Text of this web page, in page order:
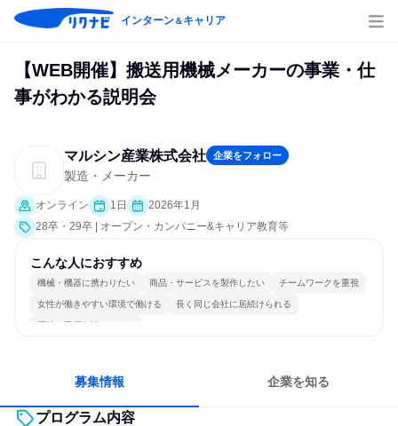
インターン＆キャリア
【WEB開催】搬送用機械メーカーの事業・仕
事がわかる説明会
マルシン産業株式会社 企業をフォロー
製造・メーカー
オンライン 1日
2026年1月
28卒・29卒 | オープン・カンパニー&キャリア教育等
こんな人におすすめ
機械・機器に携わりたい 商品・サービスを製作したい チームワークを重視
女性が働きやすい環境で働ける 長く同じ会社に居続けられる
明確な目標を追いかける
募集情報 企業を知る
プログラム内容